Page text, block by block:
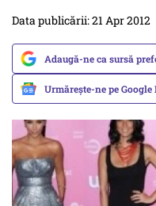
Data publicării: 21 Apr 2012
Adaugă-ne ca sursă
Urmărește-ne pe Google